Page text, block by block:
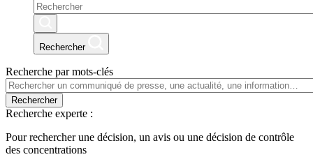
Rechercher
Recherche par mots-clés
Rechercher
Recherche experte :
Pour rechercher une décision, un avis ou une décision de contrôle
des concentrations